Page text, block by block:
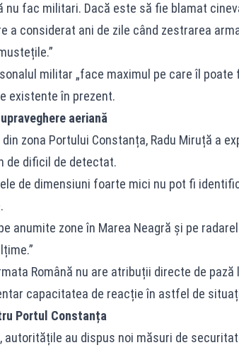
fac militari. Dacă este să fie blamat
a considerat ani de zile când zestrarea
militar „face maximul pe care îl poate
existente în prezent.
aeriană
zona Portului Constanța, Radu Miruță a
de dificil de detectat.
de dimensiuni foarte mici nu pot fi
anumite zone în Marea Neagră și pe
Română nu are atribuții directe de pază
capacitatea de reacție în astfel de
Portul Constanța
autoritățile au dispus noi măsuri de